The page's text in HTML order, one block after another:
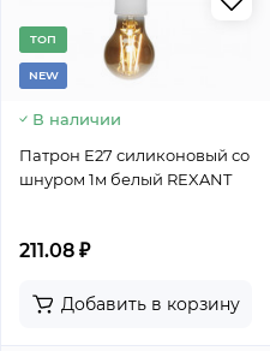
TОП
NEW
В наличии
Патрон E27 силиконовый со
шнуром 1м белый REXANT
211.08 ₽
Добавить в корзину